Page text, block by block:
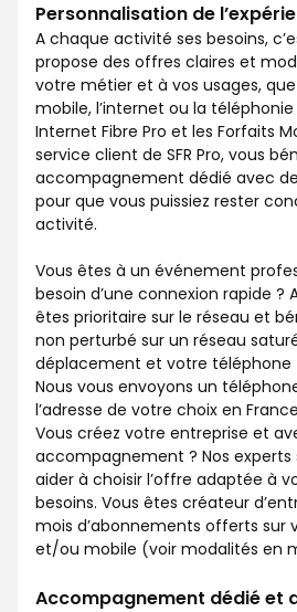
Personnalisation de
A chaque activité ses besoins,
propose des offres claires et
votre métier et à vos usages,
mobile, l’internet ou la
Internet Fibre Pro et les Forfaits
service client de SFR Pro, vous
accompagnement dédié avec
pour que vous puissiez rester
activité.
Vous êtes à un événement
besoin d’une connexion rapide ?
êtes prioritaire sur le réseau et
non perturbé sur un réseau
déplacement et votre téléphone
Nous vous envoyons un
l’adresse de votre choix en
Vous créez votre entreprise et
accompagnement ? Nos experts
aider à choisir l’offre adaptée à
besoins. Vous êtes créateur
mois d’abonnements offerts sur
et/ou mobile (voir modalités en
Accompagnement dédié et